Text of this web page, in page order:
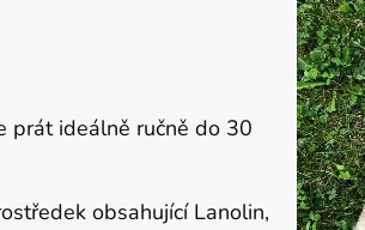
prát ideálně ručně do 30
obsahující Lanolin,